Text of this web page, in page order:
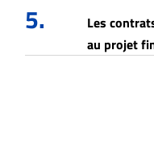
5.
Les
au projet